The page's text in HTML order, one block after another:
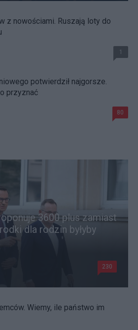
z nowościami. Ruszają loty do
1
potwierdził najgorsze.
przyznać
80
3600 plus zamiast
dla rodzin byłyby
230
Wiemy, ile państwo im